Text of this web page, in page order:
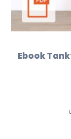
Ebook